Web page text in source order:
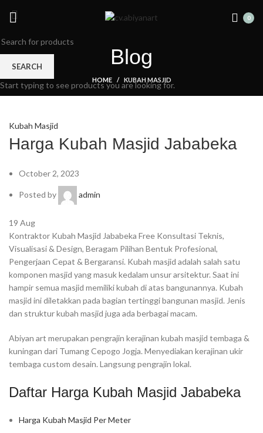
0
Blog
HOME KUBAH MASJID
Kubah Masjid
Harga Kubah Masjid Jababeka
October 2, 2023
Posted by admin
19 Aug
Kontraktor Kubah Masjid Jababeka Free Konsultasi Teknis,
Visualisasi & Design, Beragam Pilihan Bentuk Profesional,
Pengerjaan Cepat & Bergaransi. Kubah masjid adalah salah satu
komponen masjid yang masuk kedalam unsur arsitektur. Saat ini
hampir semua masjid memiliki kubah di atas bangunannya. Kubah
masjid ini diletakkan pada bagian tertinggi bangunan masjid. Jenis
dan struktur kubah masjid juga ada berbagai macam.
Abiyan art merupakan pengrajin kerajinan kubah masjid tembaga &
kuningan dari Tumang Cepogo Jogja. Menyediakan kerajinan ukir
tembaga custom desain. Langsung pengrajin lokal.
Daftar Harga Kubah Masjid Jababeka
Harga Kubah Masjid Per Meter
SEARCH
Start typing to see products you are looking for.